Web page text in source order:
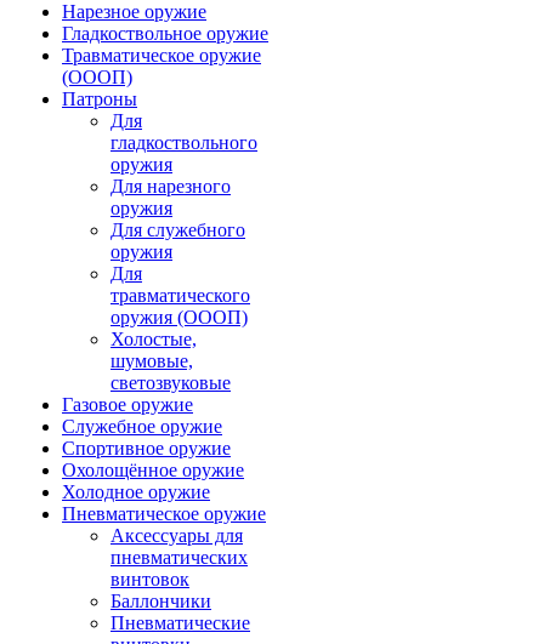
Нарезное оружие
Гладкоствольное оружие
Травматическое оружие
(ОООП)
Патроны
Для
гладкоствольного
оружия
Для нарезного
оружия
Для служебного
оружия
Для
травматического
оружия (ОООП)
Холостые,
шумовые,
светозвуковые
Газовое оружие
Служебное оружие
Спортивное оружие
Охолощённое оружие
Холодное оружие
Пневматическое оружие
Аксессуары для
пневматических
винтовок
Баллончики
Пневматические